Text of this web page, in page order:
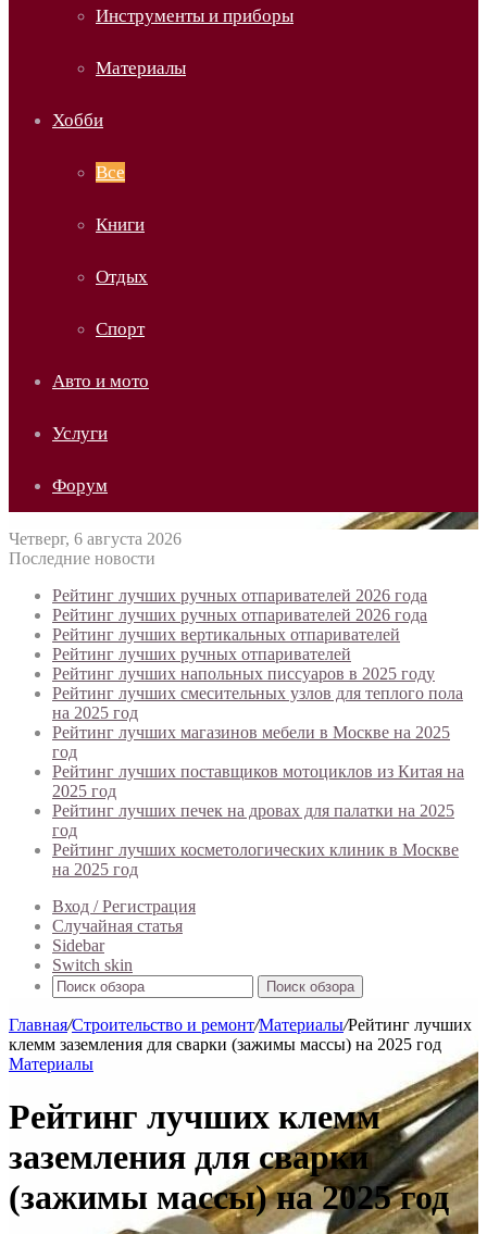
Инструменты и приборы
Материалы
Хобби
Все
Книги
Отдых
Спорт
Авто и мото
Услуги
Форум
Четверг, 6 августа 2026
Последние новости
Рейтинг лучших ручных отпаривателей 2026 года
Рейтинг лучших ручных отпаривателей 2026 года
Рейтинг лучших вертикальных отпаривателей
Рейтинг лучших ручных отпаривателей
Рейтинг лучших напольных писсуаров в 2025 году
Рейтинг лучших смесительных узлов для теплого пола
на 2025 год
Рейтинг лучших магазинов мебели в Москве на 2025
год
Рейтинг лучших поставщиков мотоциклов из Китая на
2025 год
Рейтинг лучших печек на дровах для палатки на 2025
год
Рейтинг лучших косметологических клиник в Москве
на 2025 год
Вход / Регистрация
Случайная статья
Sidebar
Switch skin
Поиск обзора
Главная/Строительство и ремонт/Материалы/Рейтинг лучших
клемм заземления для сварки (зажимы массы) на 2025 год
Материалы
Рейтинг лучших клемм
заземления для сварки
(зажимы массы) на 2025 год